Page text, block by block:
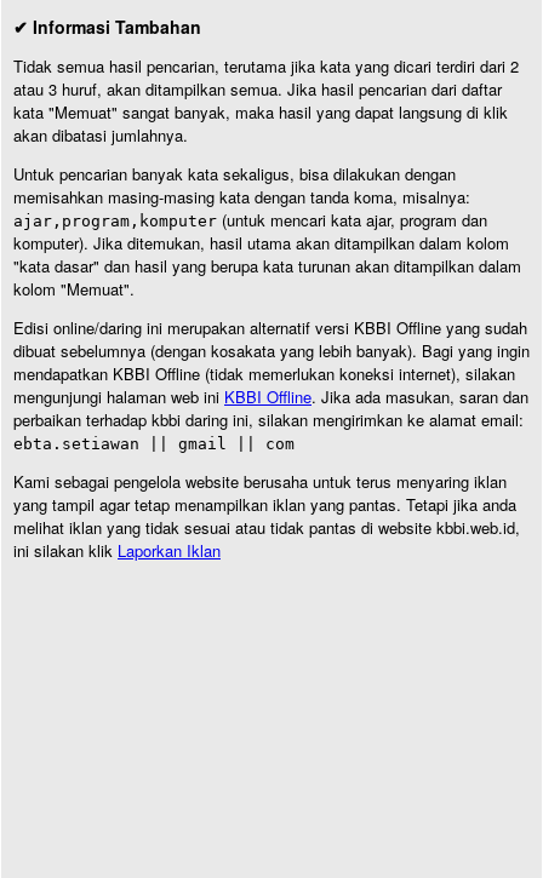
✔ Informasi Tambahan
Tidak semua hasil pencarian, terutama jika kata yang dicari terdiri dari 2
atau 3 huruf, akan ditampilkan semua. Jika hasil pencarian dari daftar
kata "Memuat" sangat banyak, maka hasil yang dapat langsung di klik
akan dibatasi jumlahnya.
Untuk pencarian banyak kata sekaligus, bisa dilakukan dengan
memisahkan masing-masing kata dengan tanda koma, misalnya:
ajar,program,komputer (untuk mencari kata ajar, program dan
komputer). Jika ditemukan, hasil utama akan ditampilkan dalam kolom
"kata dasar" dan hasil yang berupa kata turunan akan ditampilkan dalam
kolom "Memuat".
Edisi online/daring ini merupakan alternatif versi KBBI Offline yang sudah
dibuat sebelumnya (dengan kosakata yang lebih banyak). Bagi yang ingin
mendapatkan KBBI Offline (tidak memerlukan koneksi internet), silakan
mengunjungi halaman web ini KBBI Offline. Jika ada masukan, saran dan
perbaikan terhadap kbbi daring ini, silakan mengirimkan ke alamat email:
ebta.setiawan || gmail || com
Kami sebagai pengelola website berusaha untuk terus menyaring iklan
yang tampil agar tetap menampilkan iklan yang pantas. Tetapi jika anda
melihat iklan yang tidak sesuai atau tidak pantas di website kbbi.web.id,
ini silakan klik Laporkan Iklan